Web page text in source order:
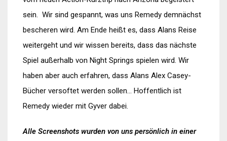
sein. Wir sind gespannt, was uns Remedy demnächst
bescheren wird. Am Ende heißt es, dass Alans Reise
weitergeht und wir wissen bereits, dass das nächste
Spiel außerhalb von Night Springs spielen wird. Wir
haben aber auch erfahren, dass Alans Alex Casey-
Bücher versoftet werden sollen… Hoffentlich ist
Remedy wieder mit Gyver dabei.
Alle Screenshots wurden von uns persönlich in einer